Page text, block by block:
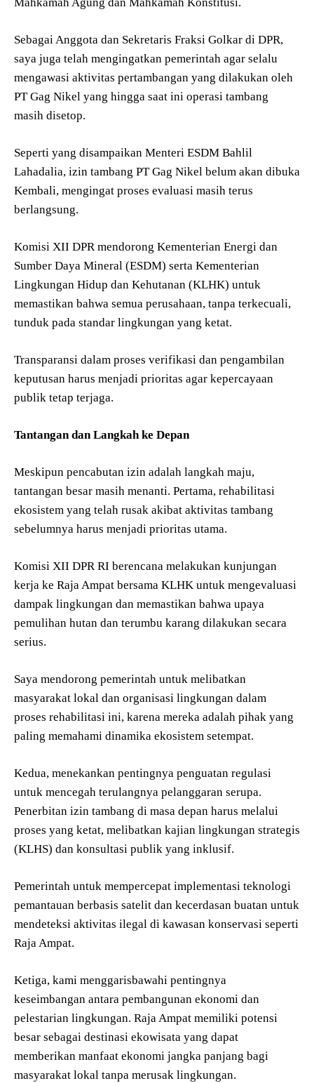
Sebagai Anggota dan Sekretaris Fraksi Golkar di DPR,
saya juga telah mengingatkan pemerintah agar selalu
mengawasi aktivitas pertambangan yang dilakukan oleh
PT Gag Nikel yang hingga saat ini operasi tambang
masih disetop.
Seperti yang disampaikan Menteri ESDM Bahlil
Lahadalia, izin tambang PT Gag Nikel belum akan dibuka
Kembali, mengingat proses evaluasi masih terus
berlangsung.
Komisi XII DPR mendorong Kementerian Energi dan
Sumber Daya Mineral (ESDM) serta Kementerian
Lingkungan Hidup dan Kehutanan (KLHK) untuk
memastikan bahwa semua perusahaan, tanpa terkecuali,
tunduk pada standar lingkungan yang ketat.
Transparansi dalam proses verifikasi dan pengambilan
keputusan harus menjadi prioritas agar kepercayaan
publik tetap terjaga.
Tantangan dan Langkah ke Depan
Meskipun pencabutan izin adalah langkah maju,
tantangan besar masih menanti. Pertama, rehabilitasi
ekosistem yang telah rusak akibat aktivitas tambang
sebelumnya harus menjadi prioritas utama.
Komisi XII DPR RI berencana melakukan kunjungan
kerja ke Raja Ampat bersama KLHK untuk mengevaluasi
dampak lingkungan dan memastikan bahwa upaya
pemulihan hutan dan terumbu karang dilakukan secara
serius.
Saya mendorong pemerintah untuk melibatkan
masyarakat lokal dan organisasi lingkungan dalam
proses rehabilitasi ini, karena mereka adalah pihak yang
paling memahami dinamika ekosistem setempat.
Kedua, menekankan pentingnya penguatan regulasi
untuk mencegah terulangnya pelanggaran serupa.
Penerbitan izin tambang di masa depan harus melalui
proses yang ketat, melibatkan kajian lingkungan strategis
(KLHS) dan konsultasi publik yang inklusif.
Pemerintah untuk mempercepat implementasi teknologi
pemantauan berbasis satelit dan kecerdasan buatan untuk
mendeteksi aktivitas ilegal di kawasan konservasi seperti
Raja Ampat.
Ketiga, kami menggarisbawahi pentingnya
keseimbangan antara pembangunan ekonomi dan
pelestarian lingkungan. Raja Ampat memiliki potensi
besar sebagai destinasi ekowisata yang dapat
memberikan manfaat ekonomi jangka panjang bagi
masyarakat lokal tanpa merusak lingkungan.